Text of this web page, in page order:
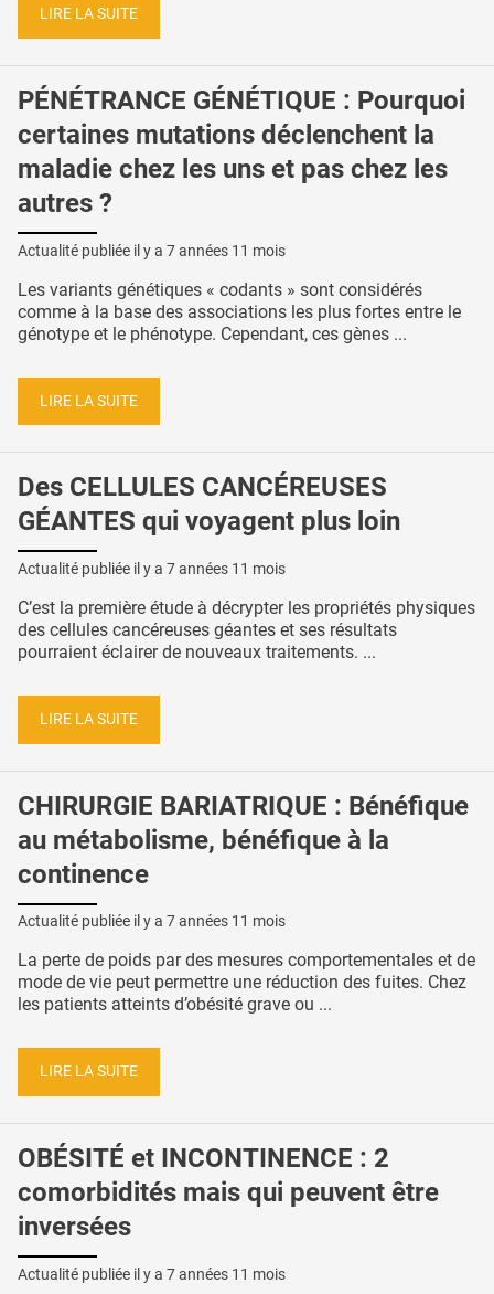
LIRE LA SUITE
PÉNÉTRANCE GÉNÉTIQUE : Pourquoi
certaines mutations déclenchent la
maladie chez les uns et pas chez les
autres ?
Actualité publiée il y a 7 années 11 mois
Les variants génétiques « codants » sont considérés
comme à la base des associations les plus fortes entre le
génotype et le phénotype. Cependant, ces gènes ...
LIRE LA SUITE
Des CELLULES CANCÉREUSES
GÉANTES qui voyagent plus loin
Actualité publiée il y a 7 années 11 mois
C’est la première étude à décrypter les propriétés physiques
des cellules cancéreuses géantes et ses résultats
pourraient éclairer de nouveaux traitements. ...
LIRE LA SUITE
CHIRURGIE BARIATRIQUE : Bénéfique
au métabolisme, bénéfique à la
continence
Actualité publiée il y a 7 années 11 mois
La perte de poids par des mesures comportementales et de
mode de vie peut permettre une réduction des fuites. Chez
les patients atteints d’obésité grave ou ...
LIRE LA SUITE
OBÉSITÉ et INCONTINENCE : 2
comorbidités mais qui peuvent être
inversées
Actualité publiée il y a 7 années 11 mois